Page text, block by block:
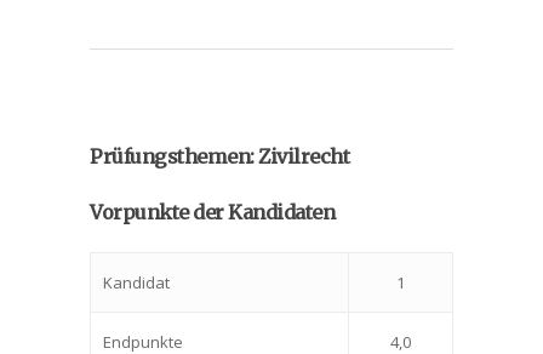
Prüfungsthemen: Zivilrecht
Vorpunkte der Kandidaten
Kandidat 1
Endpunkte 4,0